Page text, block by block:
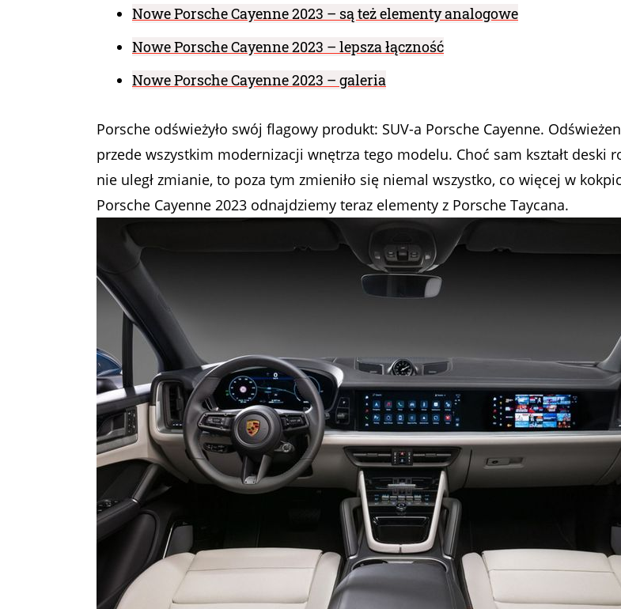
Nowe Porsche Cayenne 2023 – są też elementy analogowe
Nowe Porsche Cayenne 2023 – lepsza łączność
Nowe Porsche Cayenne 2023 – galeria
Porsche odświeżyło swój flagowy produkt: SUV-a Porsche Cayenne.
przede wszystkim modernizacji wnętrza tego modelu. Choć sam kształt deski
nie uległ zmianie, to poza tym zmieniło się niemal wszystko, co więcej w
Porsche Cayenne 2023 odnajdziemy teraz elementy z Porsche Taycana.